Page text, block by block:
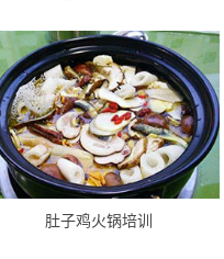
肚子鸡火锅培训